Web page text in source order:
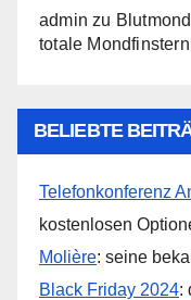
admin zu
totale
BELIEBTE
Telefonkonferenz
kostenlosen
Molière: seine
Black Friday 2024: